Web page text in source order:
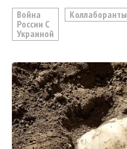
Война
России С
Украиной
Коллаборанты